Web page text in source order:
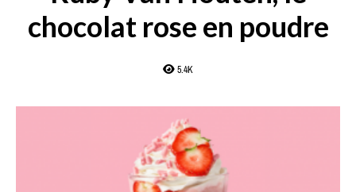
chocolat rose en poudre
5.4K